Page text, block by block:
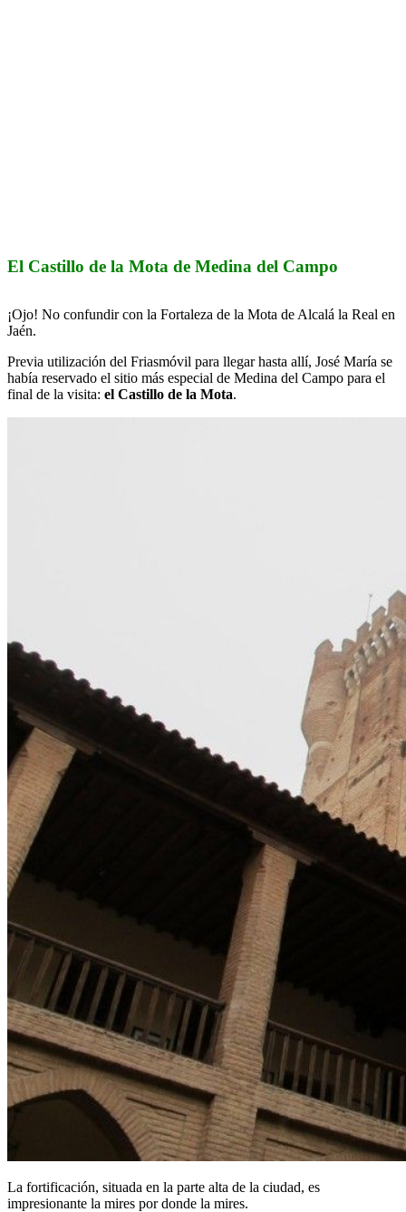
El Castillo de la Mota de Medina del Campo
¡Ojo! No confundir con la Fortaleza de la Mota de Alcalá la Real en
Jaén.
Previa utilización del Friasmóvil para llegar hasta allí, José María se
había reservado el sitio más especial de Medina del Campo para el
final de la visita: el Castillo de la Mota.
La fortificación, situada en la parte alta de la ciudad, es
impresionante la mires por donde la mires.